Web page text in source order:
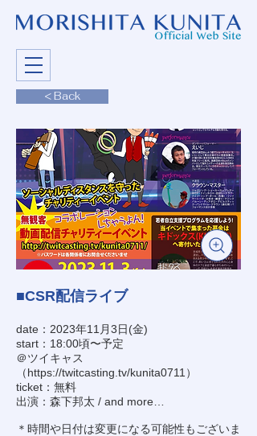
< Back
■CSR配信ライブ
date：2023年11月3日(金)
start：18:00頃〜予定
＠ツイキャス
（https://twitcasting.tv/kunita0711 ）
ticket：無料
出演：森下邦太 / and more…
＊時間や日付は変更になる可能性もございま